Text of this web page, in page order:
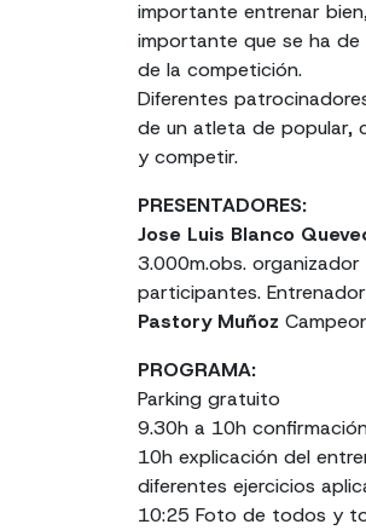
importante entrenar
importante que se ha de
de la competición.
Diferentes
de un atleta de popular,
y competir.
PRESENTADORES:
Jose Luis Blanco
3.000m.obs.
participantes.
Pastory Muñoz
PROGRAMA:
Parking gratuito
9.30h a 10h
10h explicación del
diferentes ejercicios
10:25 Foto de todos y